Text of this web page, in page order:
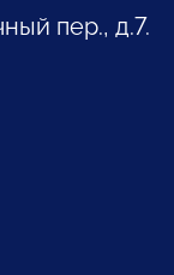
пер., д.7.